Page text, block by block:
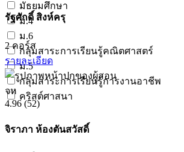
มัธยมศึกษา
ม.4
ม.6
กลุ่มสาระการเรียนรู้คณิตศาสตร์
ม.5
กลุ่มสาระการเรียนรู้การงานอาชีพ
คริสต์ศาสนา
รัฐศักดิ์ สิงห์ครุ
2 คอร์ส
รายละเอียด
จห
4.96 (52)
จิราภา ห้องตันสวัสดิ์